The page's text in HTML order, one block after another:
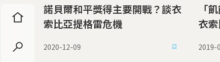
諾貝爾和平獎得主要開戰？談衣
索比亞提格雷危機
2020-12-09
「
衣
2019-